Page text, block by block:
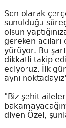
Son olarak
sunulduğu
olsun
gereken
yürüyor. Bu
dikkatli takip
ediyoruz. İlk
aynı
"Biz şehit
diyen Özel,